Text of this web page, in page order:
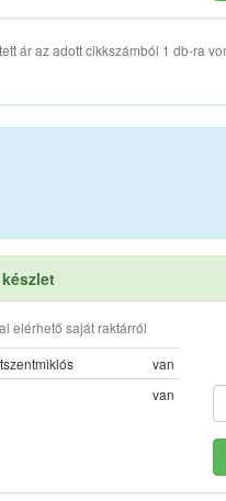
ár az adott cikkszámból 1 db-ra
elérhető saját raktárról
van
van